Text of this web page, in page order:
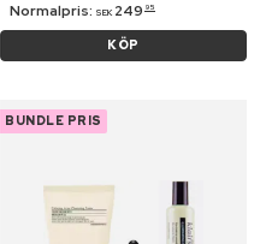
Normalpris: SEK 249 95
KÖP
BUNDLE PRIS